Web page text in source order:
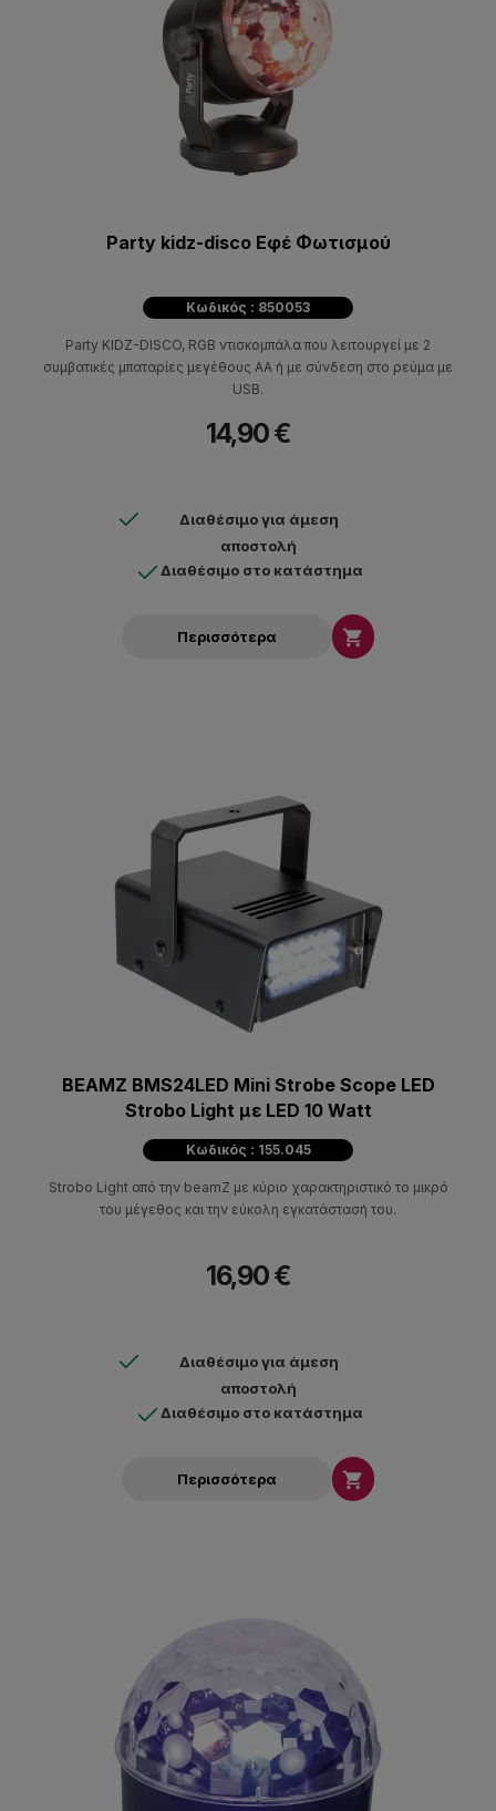
Party kidz-disco Εφέ Φωτισμού
Κωδικός : 850053
Party KIDZ-DISCO, RGB ντισκομπάλα που λειτουργεί με 2
συμβατικές μπαταρίες μεγέθους ΑΑ ή με σύνδεση στο ρεύμα με
USB.
14,90 €
Διαθέσιμο για άμεση
αποστολή
Διαθέσιμο στο κατάστημα
Περισσότερα 
BEAMZ BMS24LED Mini Strobe Scope LED
Strobo Light με LED 10 Watt
Κωδικός : 155.045
Strobo Light από την beamZ με κύριο χαρακτηριστικό το μικρό
του μέγεθος και την εύκολη εγκατάστασή του.
16,90 €
Διαθέσιμο για άμεση
αποστολή
Διαθέσιμο στο κατάστημα
Περισσότερα 